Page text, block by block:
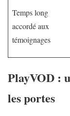
Temps long
accordé aux
témoignages
PlayVOD :
les portes